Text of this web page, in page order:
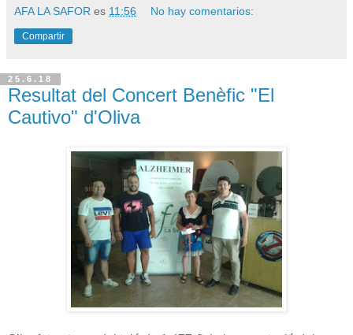
AFA LA SAFOR es 11:56 No hay comentarios:
Compartir
25.6.18
Resultat del Concert Benèfic "El
Cautivo" d'Oliva